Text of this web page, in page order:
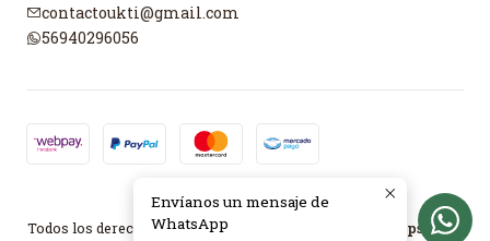
contactoukti@gmail.com
56940296056
2026 UKTI.
Todos los derechos reservados.
Desarrollado por Jumpseller
Envíanos un mensaje de
WhatsApp